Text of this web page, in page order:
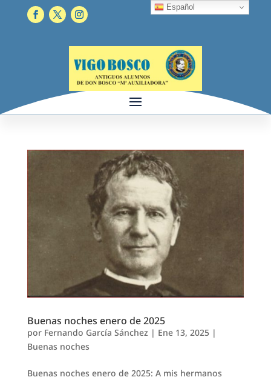
Buenas noches enero de 2025
por Fernando García Sánchez | Ene 13, 2025|
Buenas noches
Buenas noches enero de 2025: A mis hermanos
Español